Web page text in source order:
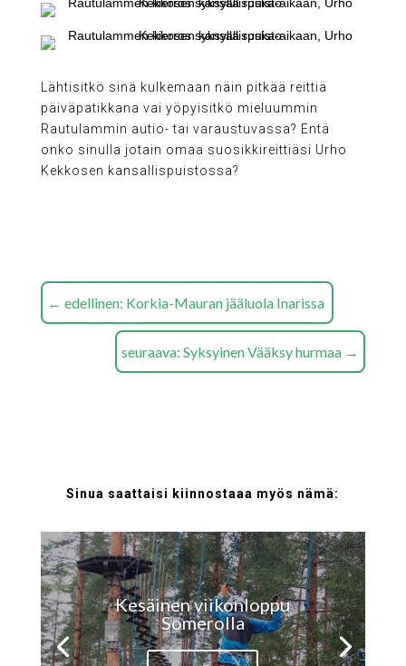
Lähtisitkö sinä kulkemaan näin pitkää reittiä
päiväpatikkana vai yöpyisitkö mieluummin
Rautulammin autio- tai varaustuvassa? Entä
onko sinulla jotain omaa suosikkireittiäsi Urho
Kekkosen kansallispuistossa?
← edellinen: Korkia-Mauran jääluola Inarissa
seuraava: Syksyinen Vääksy hurmaa →
Sinua saattaisi kiinnostaaa myös nämä:
Kesäinen viikonloppu
Somerolla